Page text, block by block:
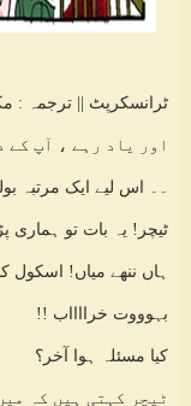
ٹرانسکرپٹ || ترجمہ :
اور یاد رہے ، آپ کے
۔۔ اس لیے ایک مرتبہ
ٹیچر! یہ بات تو ہماری
ہاں ننھے میاں! اسکول
بہوووت خرااااب !!
کیا مسئلہ ہوا آخر؟
ٹیچر کہتی ہیں کہ